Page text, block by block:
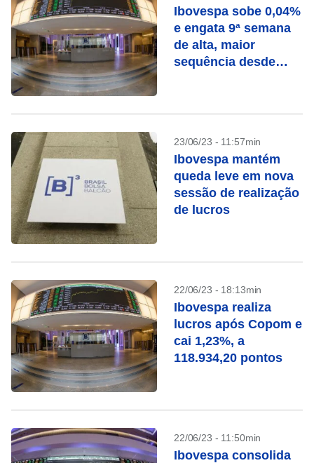
Ibovespa sobe 0,04%
e engata 9ª semana
de alta, maior
sequência desde
23/06/23 - 11:57min
Ibovespa mantém
queda leve em nova
sessão de realização
de lucros
22/06/23 - 18:13min
Ibovespa realiza
lucros após Copom e
cai 1,23%, a
118.934,20 pontos
22/06/23 - 11:50min
Ibovespa consolida